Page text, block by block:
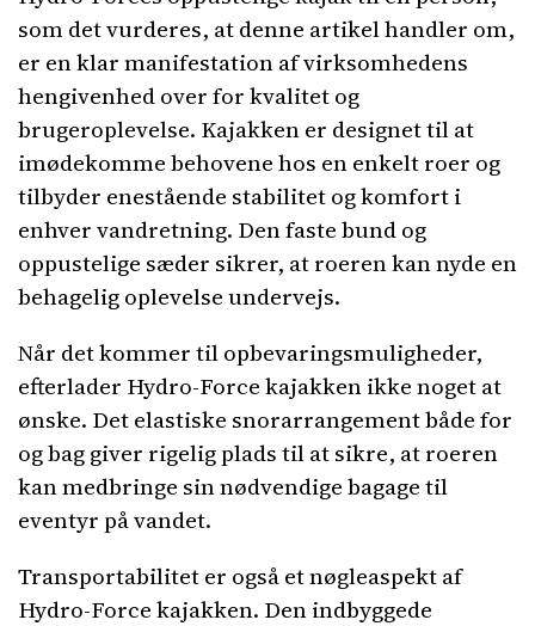
som det vurderes, at denne artikel handler om,
er en klar manifestation af virksomhedens
hengivenhed over for kvalitet og
brugeroplevelse. Kajakken er designet til at
imødekomme behovene hos en enkelt roer og
tilbyder enestående stabilitet og komfort i
enhver vandretning. Den faste bund og
oppustelige sæder sikrer, at roeren kan nyde en
behagelig oplevelse undervejs.
Når det kommer til opbevaringsmuligheder,
efterlader Hydro-Force kajakken ikke noget at
ønske. Det elastiske snorarrangement både for
og bag giver rigelig plads til at sikre, at roeren
kan medbringe sin nødvendige bagage til
eventyr på vandet.
Transportabilitet er også et nøgleaspekt af
Hydro-Force kajakken. Den indbyggede